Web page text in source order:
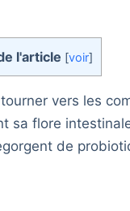
l'article [voir]
vers les
sa flore
de